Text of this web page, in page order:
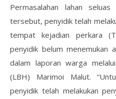
Permasalahan lahan
tersebut, penyidik telah
tempat kejadian perkara
penyidik belum menemukan
dalam laporan warga
(LBH) Marimoi Malut.
penyidik telah melakukan